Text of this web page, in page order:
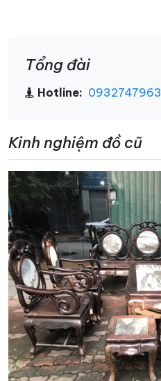
Tổng đài
Hotline: 0932747963
Kinh nghiệm đồ cũ